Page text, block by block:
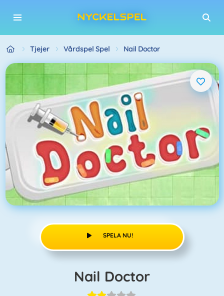
Tjejer Vårdspel Spel Nail Doctor
SPELA NU!
Nail Doctor